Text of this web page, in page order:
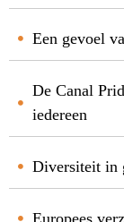
Een gevoel
De Canal
iedereen
Diversiteit in
Europees